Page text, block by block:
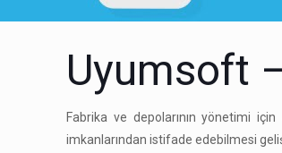
Uyumsoft
Fabrika ve depolarının yönetimi
imkanlarından istifade edebilmesi